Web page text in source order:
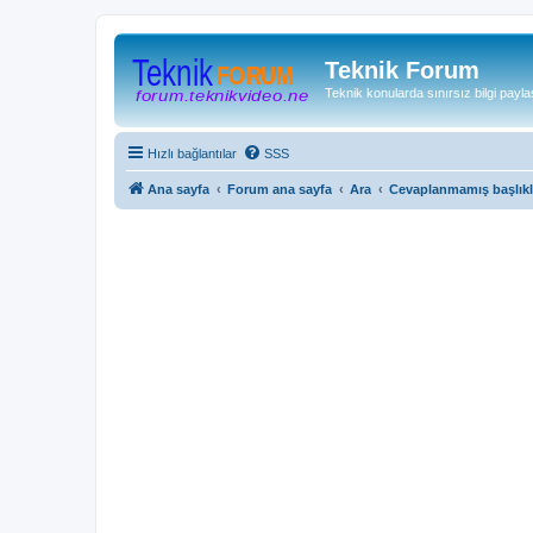
Teknik Forum
Teknik konularda sınırsız bilgi
Hızlı bağlantılar SSS
Ana sayfa Forum ana sayfa Ara Cevaplanmamış